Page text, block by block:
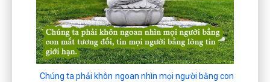
Chúng ta phải khôn ngoan nhìn mọi người bằng con